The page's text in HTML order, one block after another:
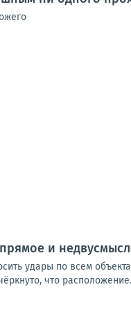
и
удары по всем
что